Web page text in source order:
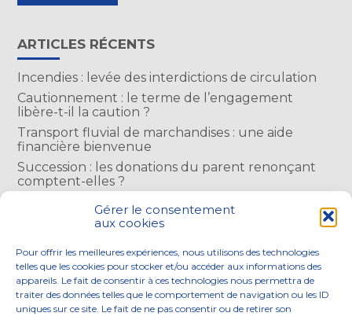
Gérer le consentement
aux cookies
Pour offrir les meilleures expériences, nous utilisons des technologies
telles que les cookies pour stocker et/ou accéder aux informations des
appareils. Le fait de consentir à ces technologies nous permettra de
traiter des données telles que le comportement de navigation ou les ID
uniques sur ce site. Le fait de ne pas consentir ou de retirer son
ARTICLES RÉCENTS
Incendies : levée des interdictions de circulation
Cautionnement : le terme de l’engagement
libère-t-il la caution ?
Transport fluvial de marchandises : une aide
financière bienvenue
Succession : les donations du parent renonçant
comptent-elles ?
Encadrement des loyers : une année de plus
COMMENTAIRES RÉCENTS